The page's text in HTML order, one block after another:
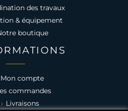
des travaux
& équipement
boutique
Mon compte
commandes
Livraisons